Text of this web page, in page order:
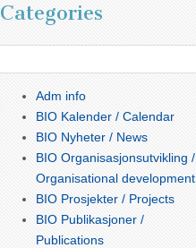
Categories
Adm info
BIO Kalender / Calendar
BIO Nyheter / News
BIO Organisasjonsutvikling /
Organisational development
BIO Prosjekter / Projects
BIO Publikasjoner /
Publications